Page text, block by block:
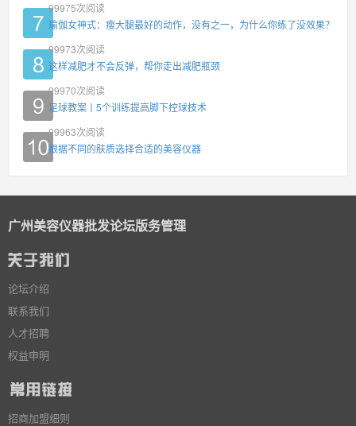
99975次阅读
瑜伽女神式：瘦大腿最好的动作，没有之一，为什么你练了没效果？
99973次阅读
这样减肥才不会反弹，帮你走出减肥瓶颈
99970次阅读
足球教案丨5个训练提高脚下控球技术
99963次阅读
根据不同的肤质选择合适的美容仪器
广州美容仪器批发论坛版务管理
论坛介绍
联系我们
人才招聘
权益申明
招商加盟细则